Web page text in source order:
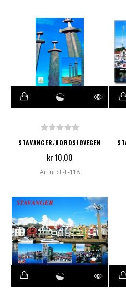
STAVANGER/NORDSJØVEGEN
kr 10,00
Art.nr.: L-F-118